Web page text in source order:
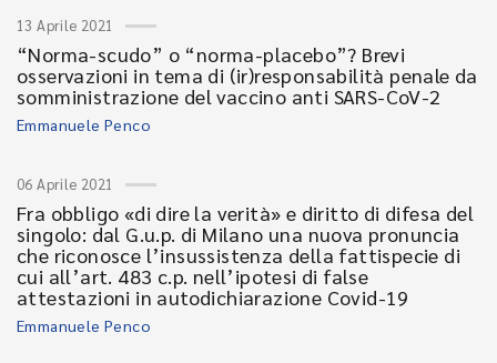
13 Aprile 2021
“Norma-scudo” o “norma-placebo”? Brevi
osservazioni in tema di (ir)responsabilità penale da
somministrazione del vaccino anti SARS-CoV-2
Emmanuele Penco
06 Aprile 2021
Fra obbligo «di dire la verità» e diritto di difesa del
singolo: dal G.u.p. di Milano una nuova pronuncia
che riconosce l’insussistenza della fattispecie di
cui all’art. 483 c.p. nell’ipotesi di false
attestazioni in autodichiarazione Covid-19
Emmanuele Penco